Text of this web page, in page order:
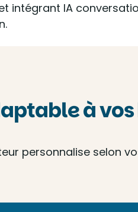
intégrant IA
à vos
personnalise selon